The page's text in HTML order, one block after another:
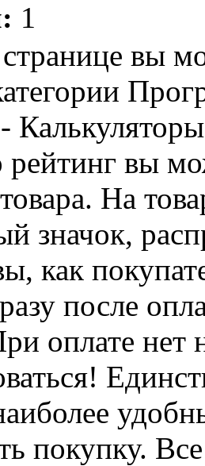
1
вы
рейтинг вы
На
значок,
как
после
оплате нет
покупку.